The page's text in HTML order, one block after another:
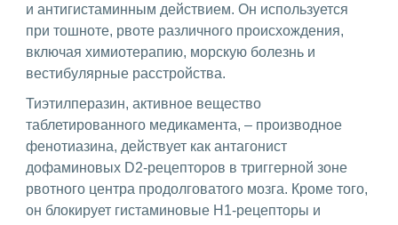
и антигистаминным действием. Он используется
при тошноте, рвоте различного происхождения,
включая химиотерапию, морскую болезнь и
вестибулярные расстройства.
Тиэтилперазин, активное вещество
таблетированного медикамента, – производное
фенотиазина, действует как антагонист
дофаминовых D2-рецепторов в триггерной зоне
рвотного центра продолговатого мозга. Кроме того,
он блокирует гистаминовые H1-рецепторы и